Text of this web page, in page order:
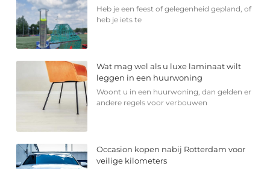
Heb je een feest of gelegenheid gepland, of
heb je iets te
Wat mag wel als u luxe laminaat wilt
leggen in een huurwoning
Woont u in een huurwoning, dan gelden er
andere regels voor verbouwen
Occasion kopen nabij Rotterdam voor
veilige kilometers